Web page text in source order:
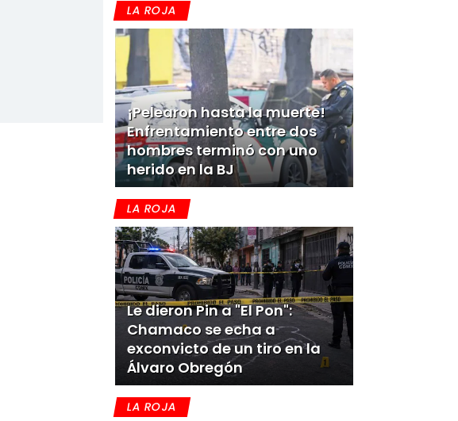
LA ROJA
¡Pelearon hasta la muerte!
Enfrentamiento entre dos
hombres terminó con uno
herido en la BJ
LA ROJA
Le dieron Pin a "El Pon":
Chamaco se echa a
exconvicto de un tiro en la
Álvaro Obregón
LA ROJA